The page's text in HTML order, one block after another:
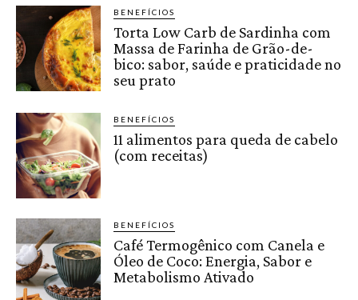
BENEFÍCIOS
Torta Low Carb de Sardinha com
Massa de Farinha de Grão-de-
bico: sabor, saúde e praticidade no
seu prato
BENEFÍCIOS
11 alimentos para queda de cabelo
(com receitas)
BENEFÍCIOS
Café Termogênico com Canela e
Óleo de Coco: Energia, Sabor e
Metabolismo Ativado